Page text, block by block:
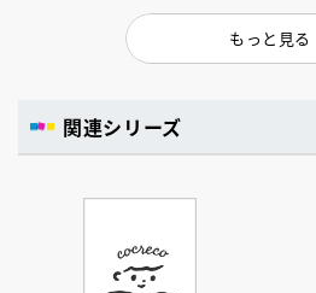
もっと見る
関連シリーズ